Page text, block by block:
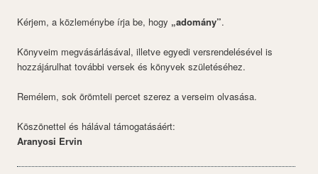
Kérjem, a közleménybe írja be, hogy „adomány”.
Könyveim megvásárlásával, illetve egyedi versrendelésével is
hozzájárulhat további versek és könyvek születéséhez.
Remélem, sok örömteli percet szerez a verseim olvasása.
Köszönettel és hálával támogatásáért:
Aranyosi Ervin